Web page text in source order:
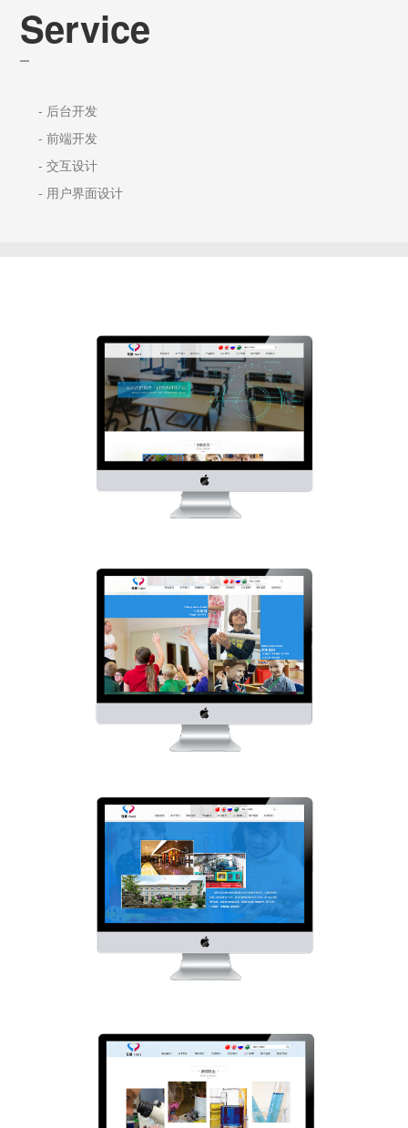
Service
- 后台开发
- 前端开发
- 交互设计
- 用户界面设计